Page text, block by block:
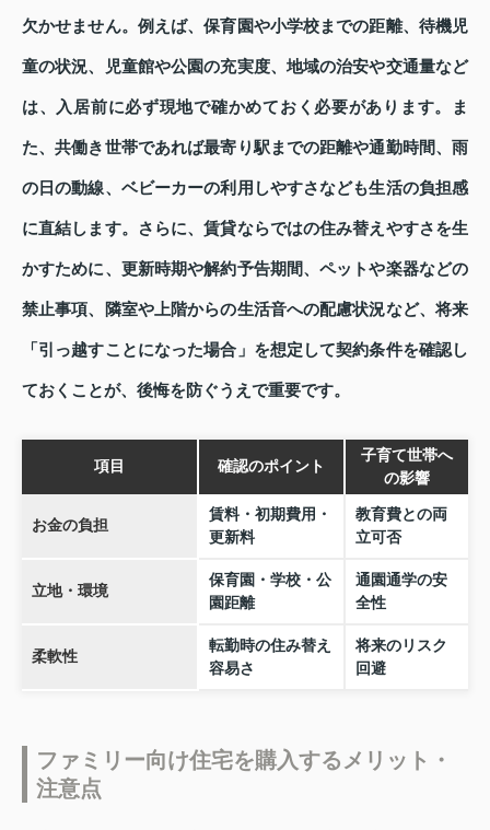
欠かせません。例えば、保育園や小学校までの距離、待機児
童の状況、児童館や公園の充実度、地域の治安や交通量など
は、入居前に必ず現地で確かめておく必要があります。ま
た、共働き世帯であれば最寄り駅までの距離や通勤時間、雨
の日の動線、ベビーカーの利用しやすさなども生活の負担感
に直結します。さらに、賃貸ならではの住み替えやすさを生
かすために、更新時期や解約予告期間、ペットや楽器などの
禁止事項、隣室や上階からの生活音への配慮状況など、将来
「引っ越すことになった場合」を想定して契約条件を確認し
ておくことが、後悔を防ぐうえで重要です。
項目 確認のポイント
子育て世帯へ
の影響
お金の負担
賃料・初期費用・
更新料
教育費との両
立可否
立地・環境
保育園・学校・公
園距離
通園通学の安
全性
柔軟性
転勤時の住み替え
容易さ
将来のリスク
回避
ファミリー向け住宅を購入するメリット・
注意点